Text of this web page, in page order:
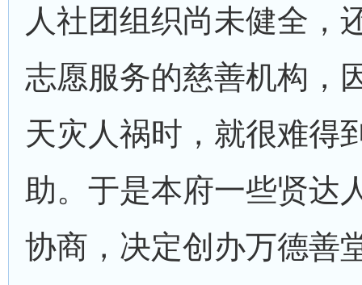
人社团组织尚未健全，
志愿服务的慈善机构，
天灾人祸时，就很难得
助。于是本府一些贤达
协商，决定创办万德善